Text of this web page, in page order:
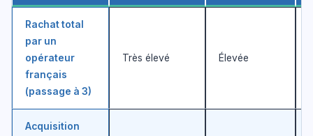
Rachat total
par un
opérateur
français
(passage à 3)
Très élevé Élevée
Acquisition